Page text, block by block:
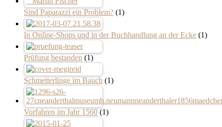
Sind Paparazzi ein Problem? (1)
In Online-Shops und in der Buchhandlung an der Ecke (1)
Prüfung bestanden (1)
Schmetterlinge im Bauch (1)
Vorfahren im Jahr 1560 (1)